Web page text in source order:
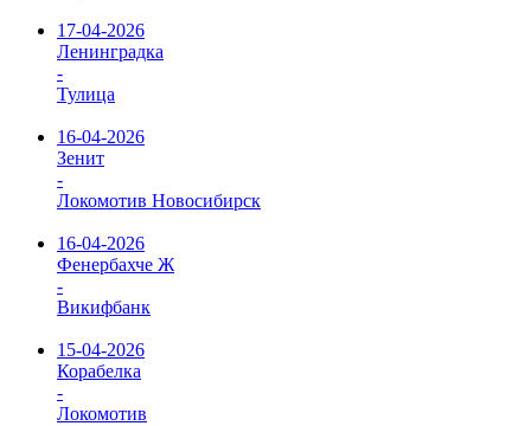
17-04-2026
Ленинградка
-
Тулица
16-04-2026
Зенит
-
Локомотив Новосибирск
16-04-2026
Фенербахче Ж
-
Викифбанк
15-04-2026
Корабелка
-
Локомотив